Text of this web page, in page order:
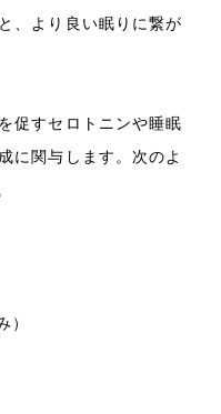
、より良い眠りに繋が
促すセロトニンや睡眠
に関与します。次のよ
）